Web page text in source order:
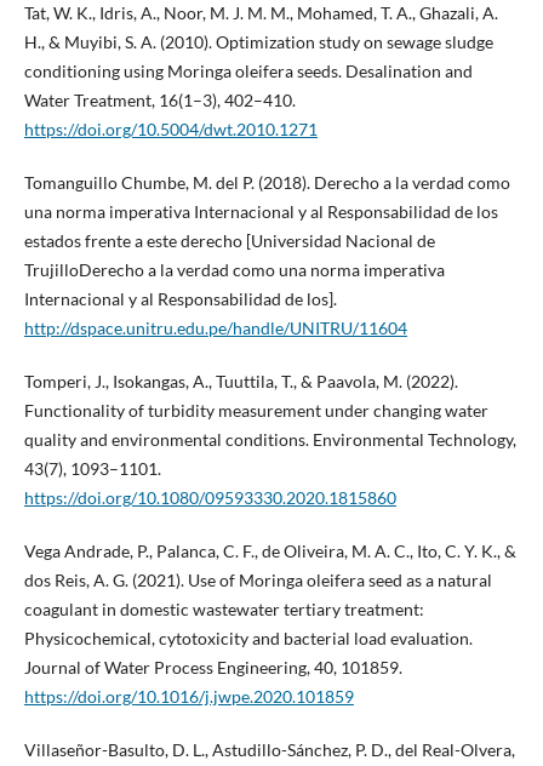
Tat, W. K., Idris, A., Noor, M. J. M. M., Mohamed, T. A., Ghazali, A.
H., & Muyibi, S. A. (2010). Optimization study on sewage sludge
conditioning using Moringa oleifera seeds. Desalination and
Water Treatment, 16(1–3), 402–410.
https://doi.org/10.5004/dwt.2010.1271
Tomanguillo Chumbe, M. del P. (2018). Derecho a la verdad como
una norma imperativa Internacional y al Responsabilidad de los
estados frente a este derecho [Universidad Nacional de
TrujilloDerecho a la verdad como una norma imperativa
Internacional y al Responsabilidad de los].
http://dspace.unitru.edu.pe/handle/UNITRU/11604
Tomperi, J., Isokangas, A., Tuuttila, T., & Paavola, M. (2022).
Functionality of turbidity measurement under changing water
quality and environmental conditions. Environmental Technology,
43(7), 1093–1101.
https://doi.org/10.1080/09593330.2020.1815860
Vega Andrade, P., Palanca, C. F., de Oliveira, M. A. C., Ito, C. Y. K., &
dos Reis, A. G. (2021). Use of Moringa oleifera seed as a natural
coagulant in domestic wastewater tertiary treatment:
Physicochemical, cytotoxicity and bacterial load evaluation.
Journal of Water Process Engineering, 40, 101859.
https://doi.org/10.1016/j.jwpe.2020.101859
Villaseñor-Basulto, D. L., Astudillo-Sánchez, P. D., del Real-Olvera,